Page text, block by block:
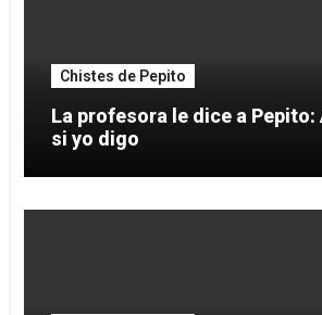
Chistes de Pepito
La profesora le dice a Pepito: A ver Pepito,
si yo digo